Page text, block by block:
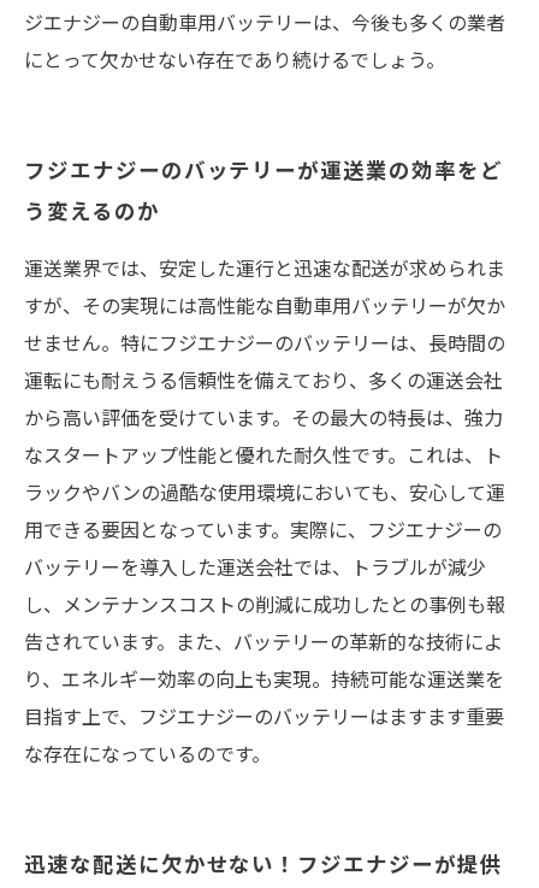
ジエナジーの自動車用バッテリーは、今後も多くの業者
にとって欠かせない存在であり続けるでしょう。
フジエナジーのバッテリーが運送業の効率をど
う変えるのか
運送業界では、安定した運行と迅速な配送が求められま
すが、その実現には高性能な自動車用バッテリーが欠か
せません。特にフジエナジーのバッテリーは、長時間の
運転にも耐えうる信頼性を備えており、多くの運送会社
から高い評価を受けています。その最大の特長は、強力
なスタートアップ性能と優れた耐久性です。これは、ト
ラックやバンの過酷な使用環境においても、安心して運
用できる要因となっています。実際に、フジエナジーの
バッテリーを導入した運送会社では、トラブルが減少
し、メンテナンスコストの削減に成功したとの事例も報
告されています。また、バッテリーの革新的な技術によ
り、エネルギー効率の向上も実現。持続可能な運送業を
目指す上で、フジエナジーのバッテリーはますます重要
な存在になっているのです。
迅速な配送に欠かせない！フジエナジーが提供